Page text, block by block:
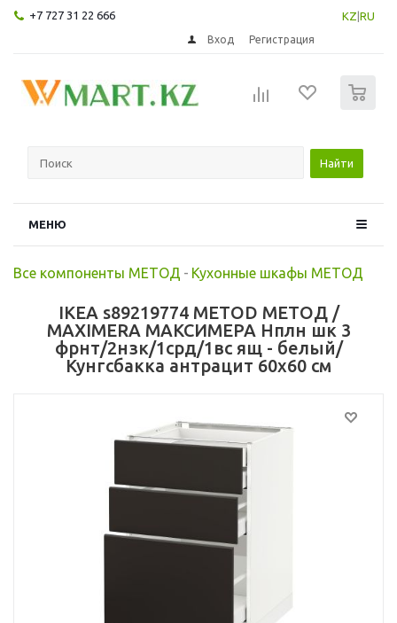
+7 727 31 22 666 KZ RU
Вход Регистрация
Найти
МЕНЮ
Все компоненты МЕТОД - Кухонные шкафы МЕТОД
IKEA s89219774 METOD МЕТОД /
MAXIMERA МАКСИМЕРА Нплн шк 3
фрнт/2нзк/1срд/1вс ящ - белый/
Кунгсбакка антрацит 60x60 см